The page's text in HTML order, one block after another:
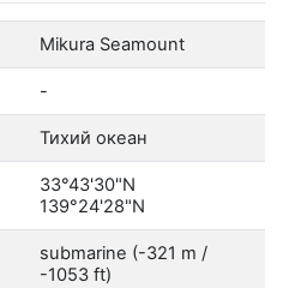
Mikura Seamount
-
Тихий океан
33°43'30"N
139°24'28"N
submarine (-321 m /
-1053 ft)